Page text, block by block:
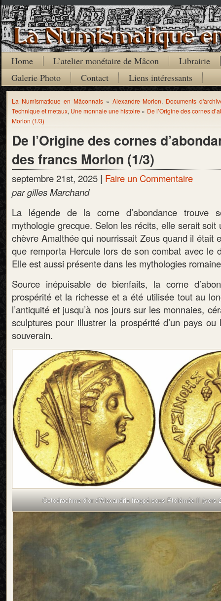
Home L’atelier monétaire de Mâcon
Librairie
Galerie Photo
Contact Liens intéressants
La Numismatique en Mâconnais» Alexandre Morlon, Documents
Technique et metaux, Une monnaie une histoire » De l’Origine des cornes
Morlon (1/3)
De l’Origine des cornes
des francs Morlon (1/3)
septembre 21st, 2025 | Faire un Commentaire
par gilles Marchand
La légende de la corne d’abondance trouve
mythologie grecque. Selon les récits, elle serait
chèvre Amalthée qui nourrissait Zeus quand il était
que remporta Hercule lors de son combat avec le
Elle est aussi présente dans les mythologies
Source inépuisable de bienfaits, la corne
prospérité et la richesse et a été utilisée tout au
l’antiquité et jusqu’à nos jours sur les monnaies,
sculptures pour illustrer la prospérité d’un pays ou
souverain.
Octodrachme d’or d’Alexandrie frappé sous Ptolémée II (vers